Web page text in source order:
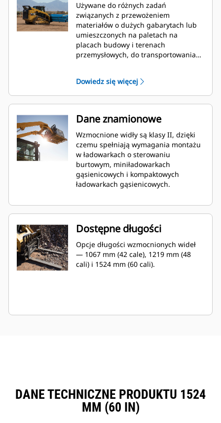
Używane do różnych zadań
związanych z przewożeniem
materiałów o dużych gabarytach lub
umieszczonych na paletach na
placach budowy i terenach
przemysłowych, do transportowania
terenu, a także do wykonywania
podobnych zadań.
Dowiedz się więcej
Dane znamionowe
Wzmocnione widły są klasy II, dzięki
czemu spełniają wymagania montażu
w ładowarkach o sterowaniu
burtowym, miniładowarkach
gąsienicowych i kompaktowych
ładowarkach gąsienicowych.
Dostępne długości
Opcje długości wzmocnionych wideł
— 1067 mm (42 cale), 1219 mm (48
cali) i 1524 mm (60 cali).
DANE TECHNICZNE PRODUKTU 1524
MM (60 IN)